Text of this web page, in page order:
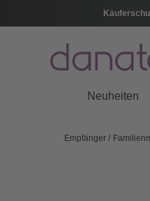
Neuheiten
Empfänger